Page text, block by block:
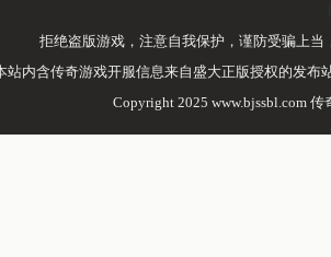
拒绝盗版游戏，注意自我保护，谨防受骗上
站内含传奇游戏开服信息来自盛大正版授权的发
Copyright 2025 www.bjssbl.com